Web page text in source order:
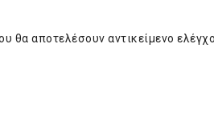
θα αποτελέσουν αντικείμενο